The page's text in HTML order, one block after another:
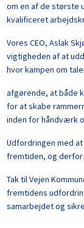
om en af de største
kvalificeret
Vores CEO, Aslak
vigtigheden af at
hvor kampen om
afgørende, at både
for at skabe
inden for håndværk
Udfordringen med
fremtiden, og derfor
Tak til Vejen
fremtidens
samarbejdet og